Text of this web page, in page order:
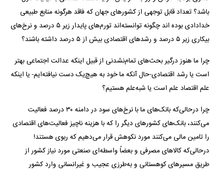
باشد؟ تعداد قابل توجهی از کشور‌های جهان که فاقد هرگونه منابع طبیعی
خدادادی بوده اند چگونه توانسته‌اند تورم‌های پایدار زیر ۵ درصد و نرخ‌های
بیکاری زیر ۵ درصد و رشد‌های اقتصادی بیش از ۵ درصد داشته باشند؟
چرا ما هنوز درگیر بحث‌های تمام‌نشدنی از قبیل اینکه عدالت اجتماعی بهتر
است یا رشد اقتصادی-حال آنکه ما خود به هیچ‌یک دست نیافته‌ایم- یا اینکه
علم اقتصاد علم است یا شبه‌علم هستیم؟
چرا درحالی‌که بانک‌های ما با نرخ‌های سود در دامنه ۳۰ درصد فعالیت
می‌کنند، بانک‌های کشور‌های دیگر را که با هزینه ناچیز فعالیت‌های اقتصادی
را تامین مالی می‌کنند مورد نکوهش قرار می‌دهیم که ربوی هستند!
درحالی‌که کالا‌های مصرفی و بعضاً واسطه‌ای صنعتی مورد نیاز کشور از
طریق مسیر‌های کوهستانی و به‌طرزی عجیب و غیرانسانی وارد کشور